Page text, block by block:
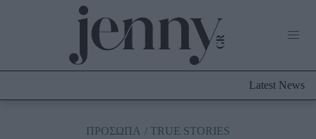
Culture
Latest News
ΠΡΟΣΩΠΑ TRUE STORIES